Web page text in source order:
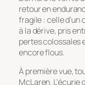
retour en
fragile : celle
à la dérive, pris
pertes colossales
encore flous.
À première vue,
McLaren. L’écurie